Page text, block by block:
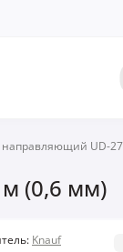
UD-
(0,6 мм)
Knauf